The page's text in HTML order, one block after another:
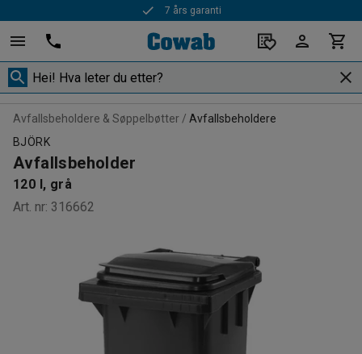
7 års garanti
Avfallsbeholdere & Søppelbøtter
Avfallsbeholdere
BJÖRK
Avfallsbeholder
120 l, grå
Art. nr: 316662